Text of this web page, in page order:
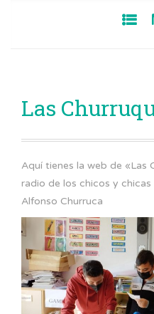
Las
Aquí tienes la web de «Las
radio de los chicos y
Alfonso Churruca